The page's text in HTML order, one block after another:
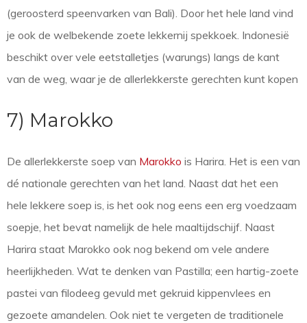
(geroosterd speenvarken van Bali). Door het hele land vind
je ook de welbekende zoete lekkernij spekkoek. Indonesië
beschikt over vele eetstalletjes (warungs) langs de kant
van de weg, waar je de allerlekkerste gerechten kunt kopen
7) Marokko
De allerlekkerste soep van Marokko is Harira. Het is een van
dé nationale gerechten van het land. Naast dat het een
hele lekkere soep is, is het ook nog eens een erg voedzaam
soepje, het bevat namelijk de hele maaltijdschijf. Naast
Harira staat Marokko ook nog bekend om vele andere
heerlijkheden. Wat te denken van Pastilla; een hartig-zoete
pastei van filodeeg gevuld met gekruid kippenvlees en
gezoete amandelen. Ook niet te vergeten de traditionele